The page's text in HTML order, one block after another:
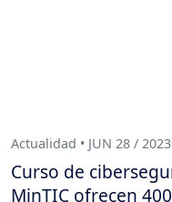
Actualidad • JUN 28 / 2023
Curso de
MinTIC ofrecen